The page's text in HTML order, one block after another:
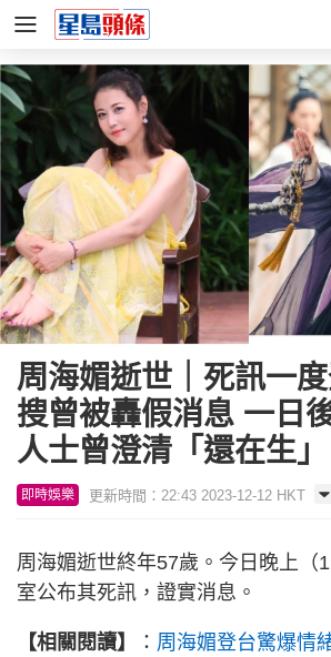
周海媚逝世｜死訊一
搜曾被轟假消息 一日
人士曾澄清「還在生」
即時娛樂 更新時間：22:43 2023-12-12 HKT
周海媚逝世終年57歲。今日晚上（
室公布其死訊，證實消息。
【相關閱讀】 ： 周海媚登台驚爆情